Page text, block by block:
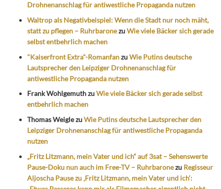
Drohnenanschlag für antiwestliche Propaganda nutzen
Waltrop als Negativbeispiel: Wenn die Stadt nur noch mäht,
statt zu pflegen – RuhrbaronezuWie viele Bäcker sich gerade
selbst entbehrlich machen
"Kaiserfront Extra"-RomanfanzuWie Putins deutsche
Lautsprecher den Leipziger Drohnenanschlag für
antiwestliche Propaganda nutzen
Frank WohlgemuthzuWie viele Bäcker sich gerade selbst
entbehrlich machen
Thomas WeiglezuWie Putins deutsche Lautsprecher den
Leipziger Drohnenanschlag für antiwestliche Propaganda
nutzen
„Fritz Litzmann, mein Vater und ich“ auf 3sat – Sehenswerte
Pause-Doku nun auch im Free-TV – Ruhrbaronezu Regisseur
Aljoscha Pause zu ‚Fritz Litzmann, mein Vater und ich‘: